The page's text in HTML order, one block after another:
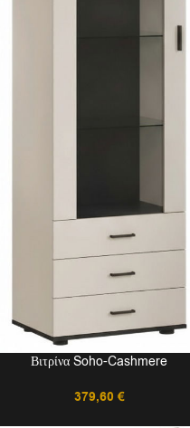
Βιτρίνα Soho-Cashmere
379,60 €